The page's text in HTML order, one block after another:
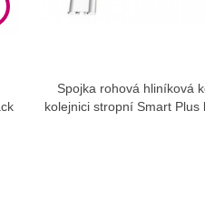
View more
Spojka rohová hliníková
kolejnici stropní Smart Plus